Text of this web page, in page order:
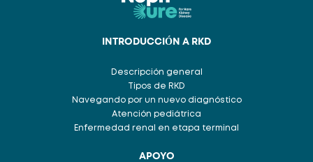
INTRODUCCIÓN A RKD
Descripción general
Tipos de RKD
Navegando por un nuevo diagnóstico
Atención pediátrica
Enfermedad renal en etapa terminal
APOYO